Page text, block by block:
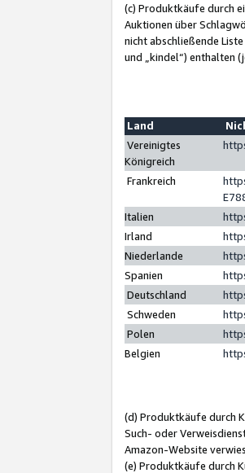
(c) Produktkäufe durch
Auktionen über
nicht abschließende
und „kindel“) enthalten
Land
Vereinigtes
Königreich
Frankreich
Italien
Irland
Niederlande
Spanien
Deutschland
Schweden
Polen
Belgien
(d) Produktkäufe durch
Such- oder
Amazon-Website
(e) Produktkäufe durch